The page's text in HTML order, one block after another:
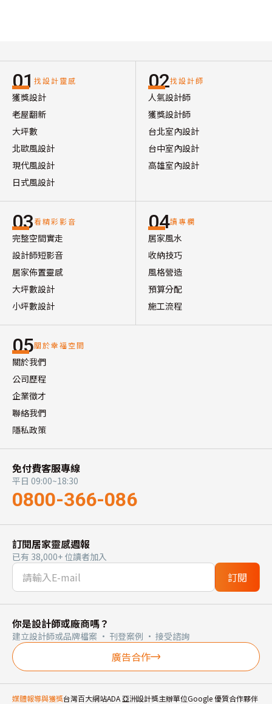
01 找設計靈感
獲獎設計
老屋翻新
大坪數
北歐風設計
現代風設計
日式風設計
02找設計師
人氣設計師
獲獎設計師
台北室內設計
台中室內設計
高雄室內設計
03看精彩影音
完整空間實走
設計師短影音
居家佈置靈感
大坪數設計
小坪數設計
04讀專欄
居家風水
收納技巧
風格營造
預算分配
施工流程
05關於幸福空間
關於我們
公司歷程
企業徵才
聯絡我們
隱私政策
免付費客服專線
平日 09:00~18:30
0800-366-086
訂閱居家靈感週報
已有 38,000+ 位讀者加入
訂閱
你是設計師或廠商嗎？
建立設計師或品牌檔案 · 刊登案例 · 接受諮詢
廣告合作
媒體報導與獲獎台灣百大網站ADA 亞洲設計獎主辦單位Google 優質合作夥伴